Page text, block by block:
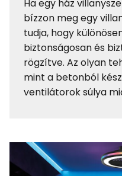
Ha egy ház
bízzon meg egy
tudja, hogy
biztonságosan és
rögzítve. Az olyan
mint a betonból
ventilátorok súlya